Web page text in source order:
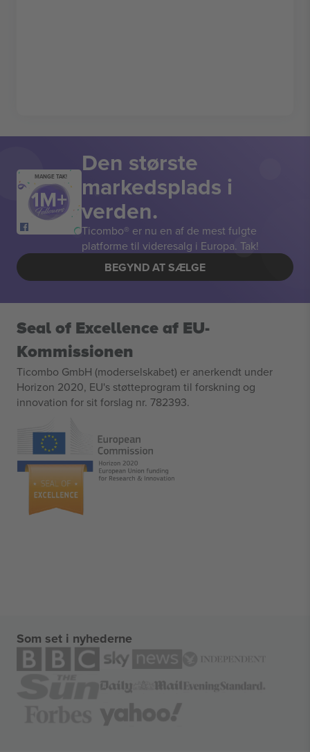
MANGE TAK! Den største
markedsplads i
verden.
Ticombo® er nu en af de mest fulgte
platforme til videresalg i Europa. Tak!
BEGYND AT SÆLGE
Seal of Excellence af EU-
Kommissionen
Ticombo GmbH (moderselskabet) er anerkendt under
Horizon 2020, EU's støtteprogram til forskning og
innovation for sit forslag nr. 782393.
Som set i nyhederne